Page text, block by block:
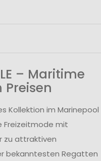
– Maritime
Kollektion im Marinepool
Freizeitmode mit
zu attraktiven
bekanntesten Regatten